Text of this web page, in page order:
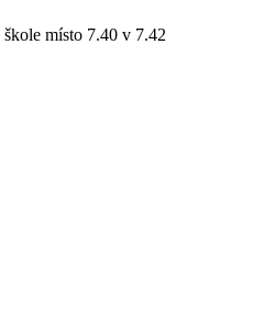
místo 7.40 v 7.42